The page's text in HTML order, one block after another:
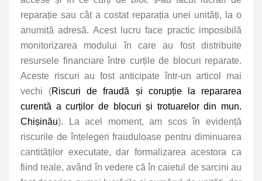
reparație sau cât a costat reparația unei unități, la o
anumită adresă. Acest lucru face practic imposibilă
monitorizarea modului în care au fost distribuite
resursele financiare între curțile de blocuri reparate.
Aceste riscuri au fost anticipate într-un articol mai
vechi (Riscuri de fraudă și corupție la repararea
curentă a curților de blocuri și trotuarelor din mun.
Chișinău). La acel moment, am scos în evidență
riscurile de înțelegeri frauduloase pentru diminuarea
cantităților executate, dar formalizarea acestora ca
fiind reale, având în vedere că în caietul de sarcini au